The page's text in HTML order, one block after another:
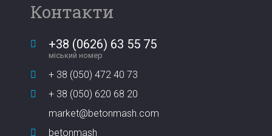
Контакти
+38 (0626) 63 55 75
міський номер
+ 38 (050) 472 40 73
+ 38 (050) 620 68 20
market@betonmash.com
betonmash